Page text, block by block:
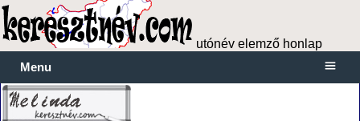
utónév elemző honlap
Menu